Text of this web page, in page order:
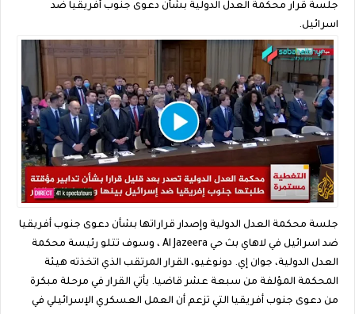
جلسة قرار محكمة العدل الدولية بشأن دعوى جنوب أفريقيا ضد
اسرائيل.
جلسة محكمة العدل الدولية وإصدار قراراتها بشأن دعوى جنوب أفريقيا
ضد اسرائيل في لاهاي بث حي Al Jazeera ، وسوف تتلو رئيسة محكمة
العدل الدولية، جوان إي. دونوغيو، القرار المرتقب الذي اتخذته هيئة
المحكمة المؤلفة من سبعة عشر قاضيا. يأتي القرار في مرحلة مبكرة
من دعوى جنوب أفريقيا التي تزعم أن العمل العسكري الإسرائيلي في